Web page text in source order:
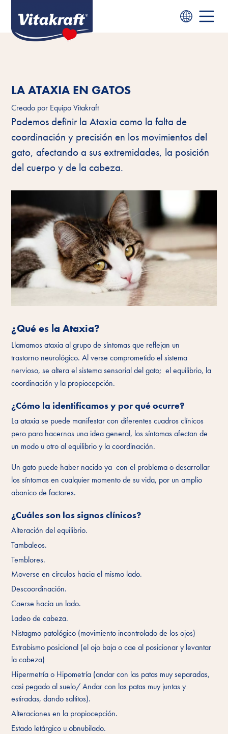
LA ATAXIA EN GATOS
Creado por Equipo Vitakraft
Podemos definir la Ataxia como la falta de
coordinación y precisión en los movimientos del
gato, afectando a sus extremidades, la posición
del cuerpo y de la cabeza.
¿Qué es la Ataxia?
Llamamos ataxia al grupo de síntomas que reflejan un
trastorno neurológico. Al verse comprometido el sistema
nervioso, se altera el sistema sensorial del gato; el equilibrio, la
coordinación y la propiocepción.
¿Cómo la identificamos y por qué ocurre?
La ataxia se puede manifestar con diferentes cuadros clínicos
pero para hacernos una idea general, los síntomas afectan de
un modo u otro al equilibrio y la coordinación.
Un gato puede haber nacido ya con el problema o desarrollar
los síntomas en cualquier momento de su vida, por un amplio
abanico de factores.
¿Cuáles son los signos clínicos?
Alteración del equilibrio.
Tambaleos.
Temblores.
Moverse en círculos hacia el mismo lado.
Descoordinación.
Caerse hacia un lado.
Ladeo de cabeza.
Nistagmo patológico (movimiento incontrolado de los ojos)
Estrabismo posicional (el ojo baja o cae al posicionar y levantar
la cabeza)
Hipermetría o Hipometría (andar con las patas muy separadas,
casi pegado al suelo/ Andar con las patas muy juntas y
estiradas, dando saltitos).
Alteraciones en la propiocepción.
Estado letárgico u obnubilado.